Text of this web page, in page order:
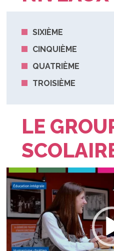
SIXIÈME
CINQUIÈME
QUATRIÈME
TROISIÈME
LE
Lecteur
vidéo